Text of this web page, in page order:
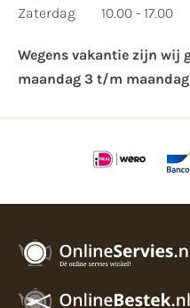
Zaterdag
10.00 - 17.00
Wegens vakantie zijn wij
maandag 3 t/m